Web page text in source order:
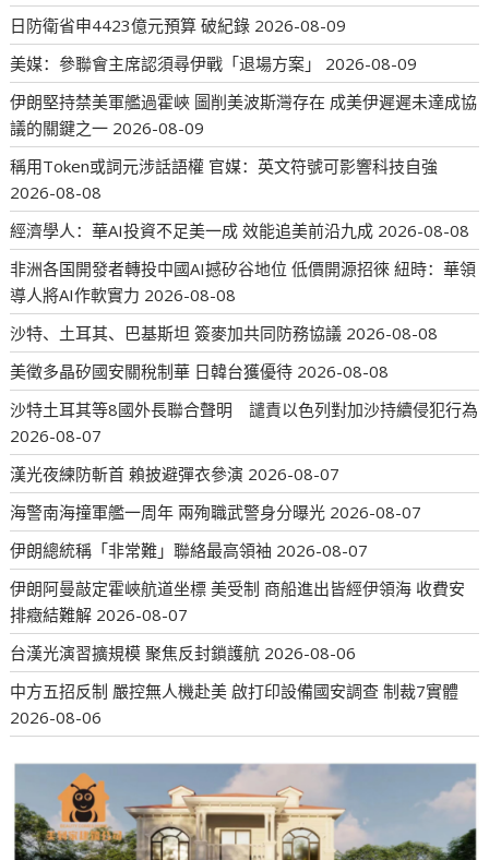
日防衛省申4423億元預算 破紀錄 2026-08-09
美媒：參聯會主席認須尋伊戰「退場方案」
2026-08-09
伊朗堅持禁美軍艦過霍峽 圖削美波斯灣存在 成美伊遲遲未達成協
議的關鍵之一 2026-08-09
稱用Token或詞元涉話語權 官媒：英文符號可影響科技自強
2026-08-08
經濟學人：華AI投資不足美一成 效能追美前沿九成 2026-08-08
非洲各国開發者轉投中國AI撼矽谷地位 低價開源招徠 紐時：華領
導人將AI作軟實力 2026-08-08
沙特、土耳其、巴基斯坦 簽麥加共同防務協議 2026-08-08
美徵多晶矽國安關稅制華 日韓台獲優待 2026-08-08
沙特土耳其等8國外長聯合聲明 譴責以色列對加沙持續侵犯行為
2026-08-07
漢光夜練防斬首 賴披避彈衣參演 2026-08-07
海警南海撞軍艦一周年 兩殉職武警身分曝光 2026-08-07
伊朗總統稱「非常難」聯絡最高領袖 2026-08-07
伊朗阿曼敲定霍峽航道坐標 美受制 商船進出皆經伊領海 收費安
排癥結難解 2026-08-07
台漢光演習擴規模 聚焦反封鎖護航 2026-08-06
中方五招反制 嚴控無人機赴美 啟打印設備國安調查 制裁7實體
2026-08-06